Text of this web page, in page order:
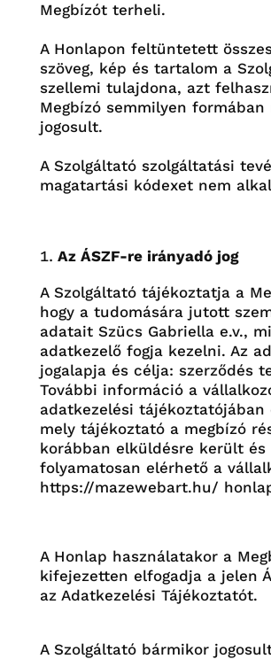
Megbízót terheli.
A Honlapon feltüntetett
szöveg, kép és tartalom a
szellemi tulajdona, azt
Megbízó semmilyen formában
jogosult.
A Szolgáltató szolgáltatási
magatartási kódexet nem
Az ÁSZF-re irányadó jog
A Szolgáltató tájékoztatja a
hogy a tudomására jutott
adatait Szücs Gabriella e.v.,
adatkezelő fogja kezelni. Az
jogalapja és célja: szerződés
További információ a
adatkezelési tájékoztatójában
mely tájékoztató a megbízó
korábban elküldésre került és
folyamatosan elérhető a
https://mazewebart.hu/
A Honlap használatakor a
kifejezetten elfogadja a jelen
az Adatkezelési Tájékoztatót.
A Szolgáltató bármikor